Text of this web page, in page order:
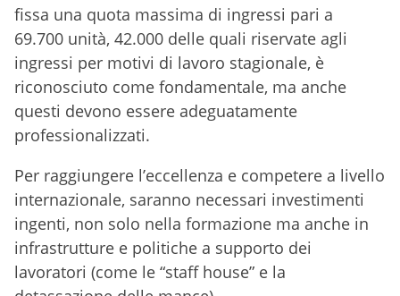
fissa una quota massima di ingressi pari a
69.700 unità, 42.000 delle quali riservate agli
ingressi per motivi di lavoro stagionale, è
riconosciuto come fondamentale, ma anche
questi devono essere adeguatamente
professionalizzati.
Per raggiungere l’eccellenza e competere a livello
internazionale, saranno necessari investimenti
ingenti, non solo nella formazione ma anche in
infrastrutture e politiche a supporto dei
lavoratori (come le “staff house” e la